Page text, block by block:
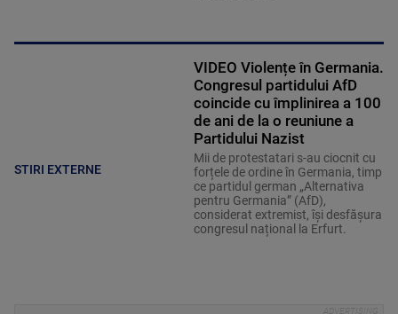
STIRI EXTERNE
VIDEO Violențe în Germania.
Congresul partidului AfD
coincide cu împlinirea a 100
de ani de la o reuniune a
Partidului Nazist
Mii de protestatari s-au ciocnit cu
forțele de ordine în Germania, timp
ce partidul german „Alternativa
pentru Germania” (AfD),
considerat extremist, își desfășura
congresul național la Erfurt.